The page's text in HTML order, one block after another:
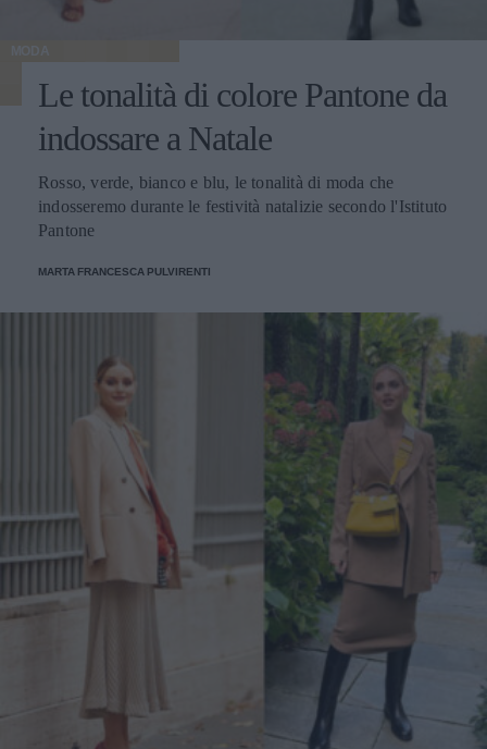
MODA
Le tonalità di colore Pantone da
indossare a Natale
Rosso, verde, bianco e blu, le tonalità di moda che
indosseremo durante le festività natalizie secondo l'Istituto
Pantone
MARTA FRANCESCA PULVIRENTI